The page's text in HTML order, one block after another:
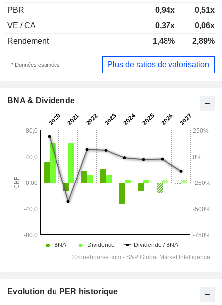
PBR 0,94x
0,51x
VE / CA
0,37x
0,06x
Rendement
1,48% 2,89%
* Données estimées Plus de ratios de valorisation
BNA & Dividende
Evolution du PER historique